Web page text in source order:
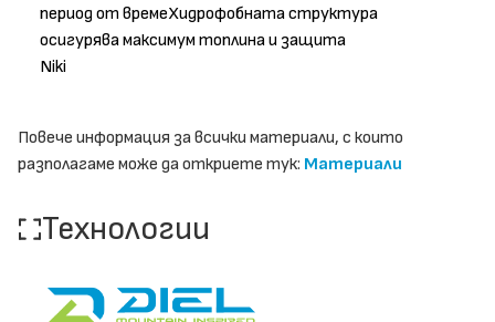
период от времеХидрофобната структура
осигурява максимум топлина и защита
Niki
Повече информация за всички материали, с които
разполагаме може да откриете тук: Материали
Технологии